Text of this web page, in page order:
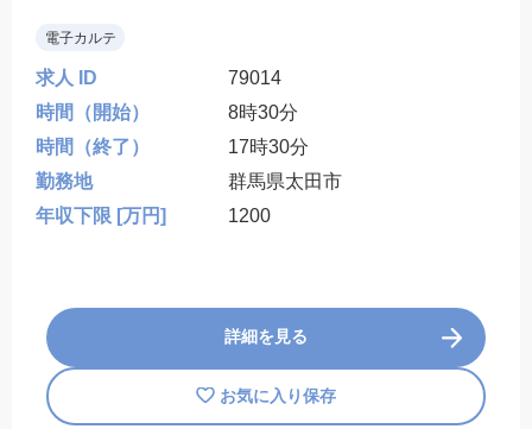
電子カルテ
求人 ID
79014
時間（開始）
8時30分
時間（終了）
17時30分
勤務地
群馬県太田市
年収下限 [万円]
1200
詳細を見る
お気に入り保存